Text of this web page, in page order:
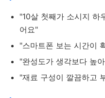
"10살 첫째가 소시지 하
어요"
"스마트폰 보는 시간이
"완성도가 생각보다 높
"재료 구성이 깔끔하고